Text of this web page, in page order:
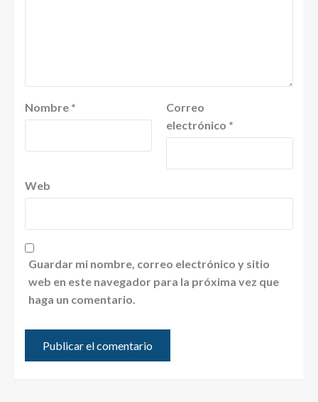
Nombre *
Correo
electrónico *
Web
Guardar mi nombre, correo electrónico y sitio
web en este navegador para la próxima vez que
haga un comentario.